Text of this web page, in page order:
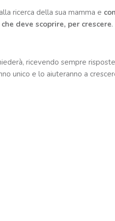
ricerca della sua mamma e
che deve scoprire, per crescere.
ricevendo sempre
unico e lo aiuteranno a